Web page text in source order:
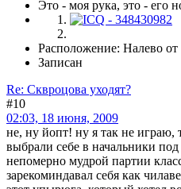
Это - моя рука, это - его
Расположение: Налево
Записан
Re: Сквроцова уходят?
#10
02:03, 18 июня, 2009
не, ну йопт! ну я так не играю,
выбрали себе в начальники
непомерно мудрой партии
зарекоминдавал себя как